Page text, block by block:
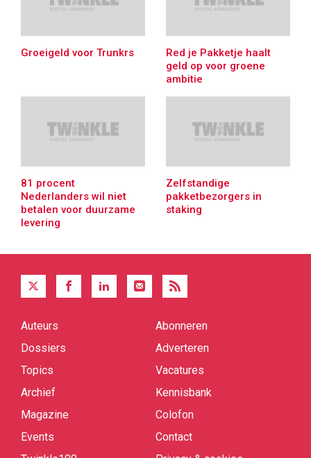
Groeigeld voor Trunkrs
Red je Pakketje haalt
geld op voor groene
ambitie
81 procent
Nederlanders wil niet
betalen voor duurzame
levering
Zelfstandige
pakketbezorgers in
staking
Quick
Auteurs
Dossiers
Topics
Archief
Magazine
Events
Abonneren
Adverteren
Vacatures
Kennisbank
Colofon
Contact